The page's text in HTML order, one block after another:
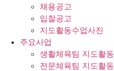
채용공고
입찰공고
지도활동수업사진
주요사업
생활체육팀 지도활동
전문체육팀 지도활동